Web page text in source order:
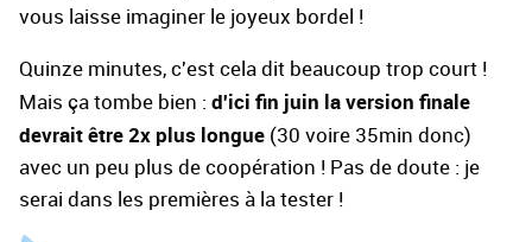
vous laisse imaginer le joyeux bordel !
Quinze minutes, c'est cela dit beaucoup trop court !
Mais ça tombe bien : d'ici fin juin la version finale
devrait être 2x plus longue (30 voire 35min donc)
avec un peu plus de coopération ! Pas de doute : je
serai dans les premières à la tester !